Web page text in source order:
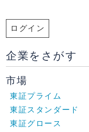
ログイン
企業をさがす
市場
東証プライム
東証スタンダード
東証グロース